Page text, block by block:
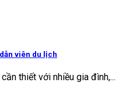
viên du lịch
thiết với nhiều gia đình,...